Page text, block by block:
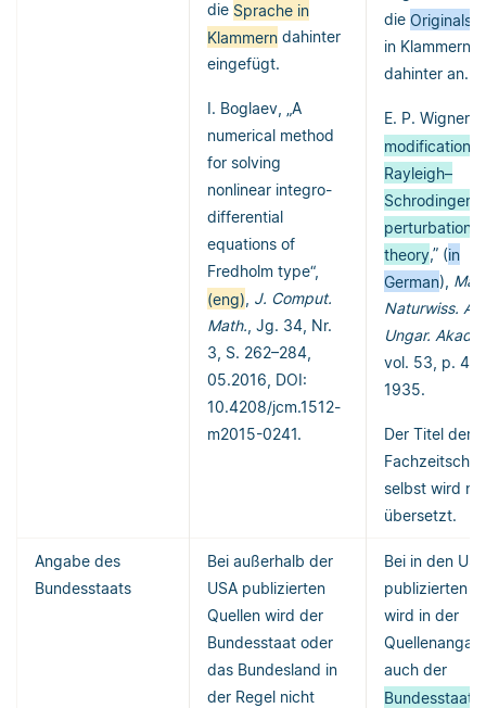
die Sprache in
Klammern dahinter
eingefügt.
I. Boglaev, „A
numerical method
for solving
nonlinear integro-
differential
equations of
Fredholm type“,
(eng) J. Comput.
Math. , Jg. 34, Nr.
3, S. 262–284,
05.2016, DOI:
10.4208/jcm.1512-
m2015-0241.
die
in Klammern
dahinter an.
E. P. Wigner, “
modification
Rayleigh–
Schrodinger
perturbation
theory,” (in
German),
Naturwiss.
Ungar. Akad.
vol. 53, p.
1935.
Der Titel der
selbst wird
übersetzt.
Angabe des
Bundesstaats
Bei außerhalb der
USA publizierten
Quellen wird der
Bundesstaat oder
das Bundesland in
der Regel nicht
Bei in den
publizierten
wird in der
auch der
Bundesstaat